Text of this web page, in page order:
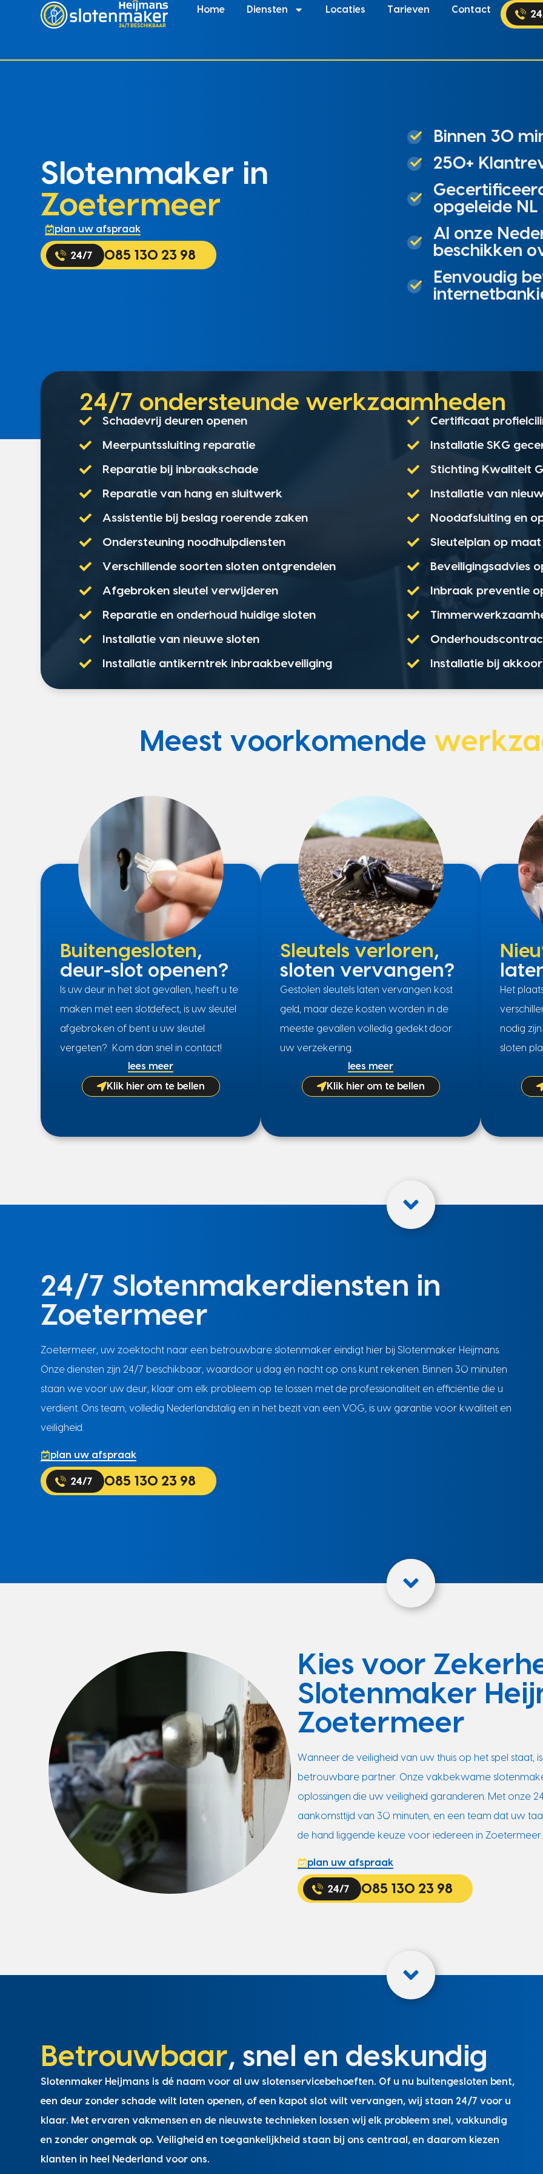
Home Diensten Locaties Tarieven Contact
Slotenmaker in
Zoetermeer
plan uw afspraak
085 130 23 98
Binnen 30
250+
opgeleide
Al onze
beschikken
Eenvoudig
24/7 ondersteunde werkzaamheden
Schadevrij deuren openen
Meerpuntssluiting reparatie
Reparatie bij inbraakschade
Reparatie van hang en sluitwerk
Assistentie bij beslag roerende zaken
Ondersteuning noodhulpdiensten
Verschillende soorten sloten ontgrendelen
Afgebroken sleutel verwijderen
Reparatie en onderhoud huidige sloten
Installatie van nieuwe sloten
Installatie antikerntrek inbraakbeveiliging
Certificaat
Installatie SKG
Stichting Kwaliteit
Installatie van
Noodafsluiting en
Sleutelplan op maat
Beveiligingsadvies
Inbraak preventie
Installatie bij
Meest voorkomende
Buitengesloten,
deur-slot openen?
Is uw deur in het slot gevallen, heeft u te
maken met een slotdefect, is uw sleutel
afgebroken of bent u uw sleutel
vergeten? Kom dan snel in contact!
lees meer
Klik hier om te bellen
Sleutels verloren,
sloten vervangen?
Gestolen sleutels laten vervangen kost
geld, maar deze kosten worden in de
meeste gevallen volledig gedekt door
uw verzekering.
lees meer
Klik hier om te bellen
Het
nodig
sloten
24/7 Slotenmakerdiensten in
Zoetermeer
Zoetermeer, uw zoektocht naar een betrouwbare slotenmaker eindigt hier bij Slotenmaker Heijmans.
Onze diensten zijn 24/7 beschikbaar, waardoor u dag en nacht op ons kunt rekenen. Binnen 30 minuten
staan we voor uw deur, klaar om elk probleem op te lossen met de professionaliteit en efficiëntie die u
verdient. Ons team, volledig Nederlandstalig en in het bezit van een VOG, is uw garantie voor kwaliteit en
veiligheid.
plan uw afspraak
085 130 23 98
Kies voor
Slotenmaker
Zoetermeer
Wanneer de veiligheid van uw thuis op het spel staat,
betrouwbare partner. Onze vakbekwame
oplossingen die uw veiligheid garanderen. Met onze
aankomsttijd van 30 minuten, en een team dat uw
de hand liggende keuze voor iedereen in Zoetermeer.
plan uw afspraak
085 130 23 98
Betrouwbaar, snel en deskundig
Slotenmaker Heijmans is dé naam voor al uw slotenservicebehoeften. Of u nu buitengesloten bent,
een deur zonder schade wilt laten openen, of een kapot slot wilt vervangen, wij staan 24/7 voor u
klaar. Met ervaren vakmensen en de nieuwste technieken lossen wij elk probleem snel, vakkundig
en zonder ongemak op. Veiligheid en toegankelijkheid staan bij ons centraal, en daarom kiezen
klanten in heel Nederland voor ons.